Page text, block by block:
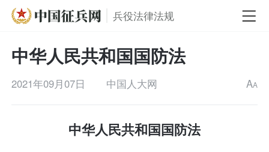
兵役法律法规
中华人民共和国国防法
2021年09月07日 中国人大网 AA
中华人民共和国国防法